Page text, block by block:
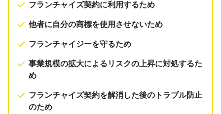
フランチャイズ契約に利用するため
他者に自分の商標を使用させないため
フランチャイジーを守るため
事業規模の拡大によるリスクの上昇に対処するた
め
フランチャイズ契約を解消した後のトラブル防止
のため